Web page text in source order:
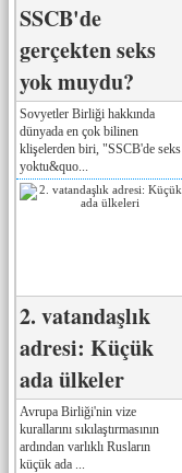
SSCB'de
gerçekten seks
yok muydu?
Sovyetler Birliği hakkında
dünyada en çok bilinen
klişelerden biri, "SSCB'de seks
yoktu&quo...
2. vatandaşlık
adresi: Küçük
ada ülkeler
Avrupa Birliği'nin vize
kurallarını sıkılaştırmasının
ardından varlıklı Rusların
küçük ada ...